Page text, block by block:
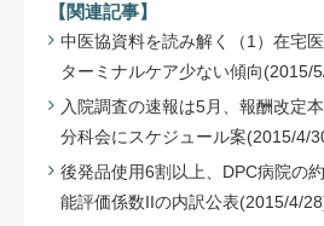
【関連記事】
中医協資料を読み解く（1）在宅
ターミナルケア少ない傾向(2015/
入院調査の速報は5月、報酬改定
分科会にスケジュール案(2015/4/
後発品使用6割以上、DPC病院の
能評価係数IIの内訳公表(2015/4/